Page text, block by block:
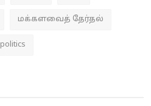
மக்களவைத் தேர்தல்
politics